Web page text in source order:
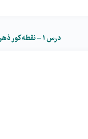
درس ۱ – نقطه کور ذهن